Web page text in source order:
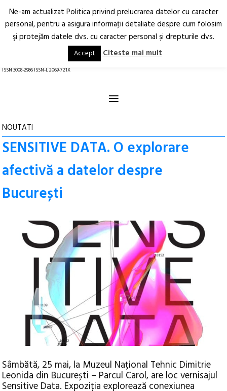
Arhitectură.
Oraș.
RO EN
ISSN 3008-2986 ISSN-L 2069-721X
≡
NOUTATI
SENSITIVE DATA. O explorare
afectivă a datelor despre
București
Sâmbătă, 25 mai, la Muzeul Național Tehnic Dimitrie
Leonida din București – Parcul Carol, are loc vernisajul
Sensitive Data. Expoziția explorează conexiunea
Ne-am actualizat Politica privind prelucrarea datelor cu caracter
personal, pentru a asigura informaţii detaliate despre cum folosim
şi protejăm datele dvs. cu caracter personal şi drepturile dvs.
Accept Citeste mai mult